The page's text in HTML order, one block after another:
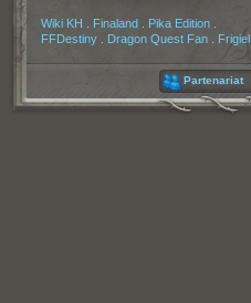
Wiki KH Finaland Pika Edition
FFDestiny
Dragon Quest Fan Frigiel
Partenariat